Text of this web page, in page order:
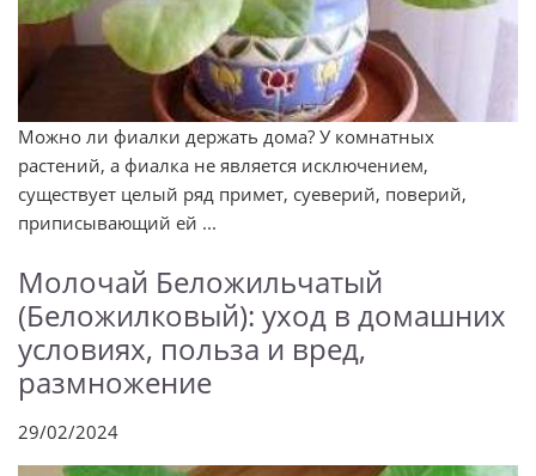
Можно ли фиалки держать дома? У комнатных
растений, а фиалка не является исключением,
существует целый ряд примет, суеверий, поверий,
приписывающий ей ...
Молочай Беложильчатый
(Беложилковый): уход в домашних
условиях, польза и вред,
размножение
29/02/2024